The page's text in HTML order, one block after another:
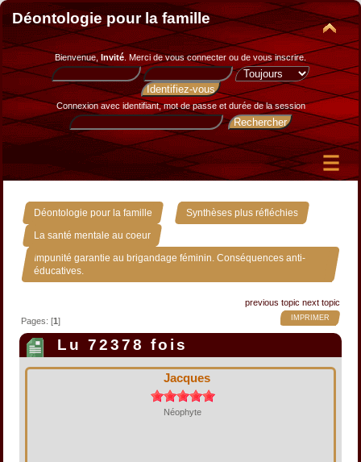
Déontologie pour la famille
Bienvenue, Invité. Merci devous connecter ou de vous inscrire.
Connexion avec identifiant, mot de passe et durée de la session
Déontologie pour la famille » Synthèses plus réfléchies »
La santé mentale au coeur »
Impunité garantie au brigandage féminin. Conséquences anti-
éducatives.
previous topic next topic
IMPRIMER
Pages: [1]
Lu 72378 fois
Jacques
Néophyte